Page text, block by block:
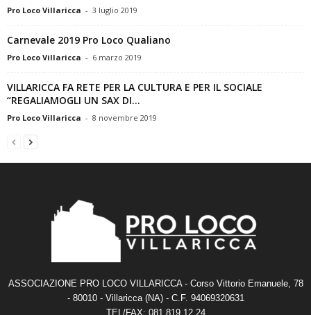
Pro Loco Villaricca - 3 luglio 2019
Carnevale 2019 Pro Loco Qualiano
Pro Loco Villaricca - 6 marzo 2019
VILLARICCA FA RETE PER LA CULTURA E PER IL SOCIALE
“REGALIAMOGLI UN SAX DI...
Pro Loco Villaricca - 8 novembre 2019
ASSOCIAZIONE PRO LOCO VILLARICCA - Corso Vittorio Emanuele, 78
- 80010 - Villaricca (NA) - C.F. 94069320631
TEL/FAX: 081.819.12.24